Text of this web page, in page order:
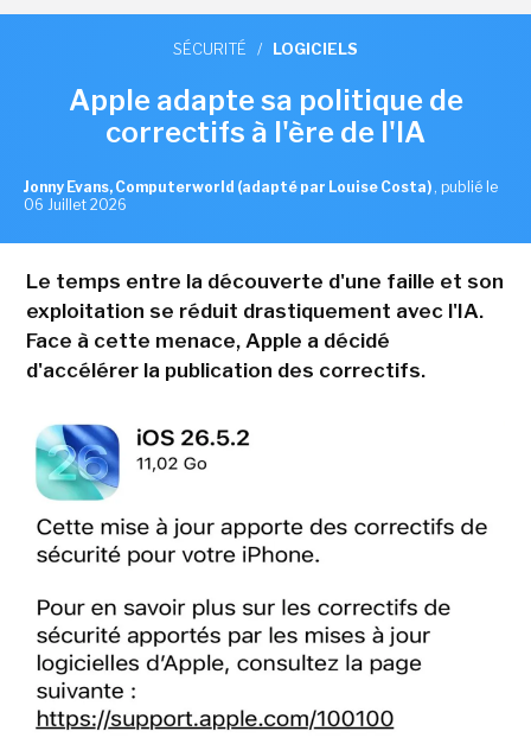
SÉCURITÉ / LOGICIELS
Apple adapte sa politique de
correctifs à l'ère de l'IA
Jonny Evans, Computerworld (adapté par Louise Costa) , publié le
06 Juillet 2026
Le temps entre la découverte d'une faille et son
exploitation se réduit drastiquement avec l'IA.
Face à cette menace, Apple a décidé
d'accélérer la publication des correctifs.